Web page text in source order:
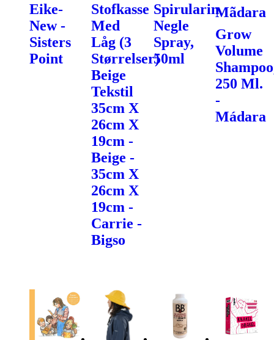
Eike-
New -
Sisters
Point
Stofkasse
Med
Låg (3
Størrelser)
Beige
Tekstil
35cm X
26cm X
19cm -
Beige -
35cm X
26cm X
19cm -
Carrie -
Bigso
Spirularin
Negle
Spray,
50ml
Mãdara
Grow
Volume
250 Ml.
-
Mádara